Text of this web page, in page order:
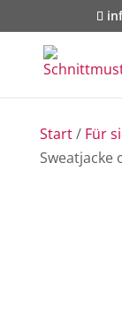
Start/ Für
Sweatjacke